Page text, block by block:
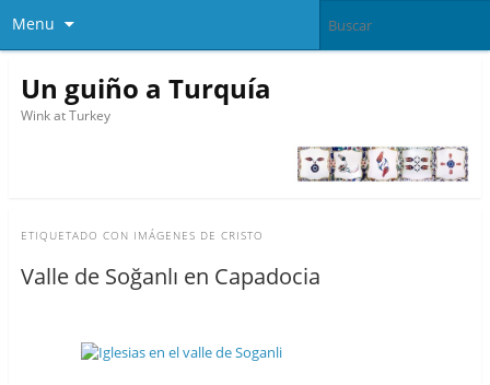
Menu
Un guiño a Turquía
Wink at Turkey
ETIQUETADO CON IMÁGENES DE CRISTO
Valle de Soğanlı en Capadocia